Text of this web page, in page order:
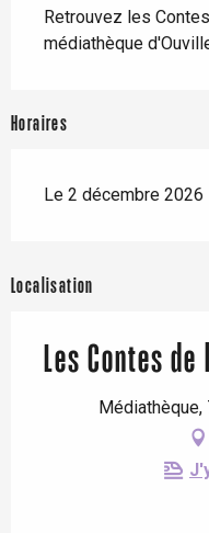
Retrouvez les
médiathèque
Horaires
Le 2 décembre 2026
Localisation
Les Contes de